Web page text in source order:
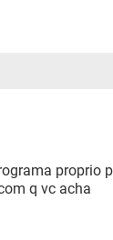
proprio
q vc acha